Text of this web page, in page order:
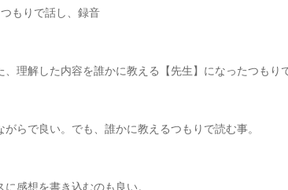
もりで話し、録音
、理解した内容を誰かに教える【先生】になったつもり
がらで良い。でも、誰かに教えるつもりで読む事。
に感想を書き込むのも良い。